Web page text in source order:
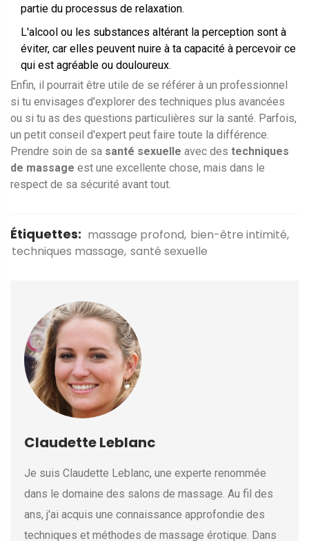
partie du processus de relaxation.
L'alcool ou les substances altérant la perception sont à
éviter, car elles peuvent nuire à ta capacité à percevoir ce
qui est agréable ou douloureux.
Enfin, il pourrait être utile de se référer à un professionnel
si tu envisages d'explorer des techniques plus avancées
ou si tu as des questions particulières sur la santé. Parfois,
un petit conseil d'expert peut faire toute la différence.
Prendre soin de sa santé sexuelle avec des techniques
de massage est une excellente chose, mais dans le
respect de sa sécurité avant tout.
Étiquettes: massage profond bien-être intimité
techniques massage santé sexuelle
Claudette Leblanc
Je suis Claudette Leblanc, une experte renommée
dans le domaine des salons de massage. Au fil des
ans, j'ai acquis une connaissance approfondie des
techniques et méthodes de massage érotique. Dans